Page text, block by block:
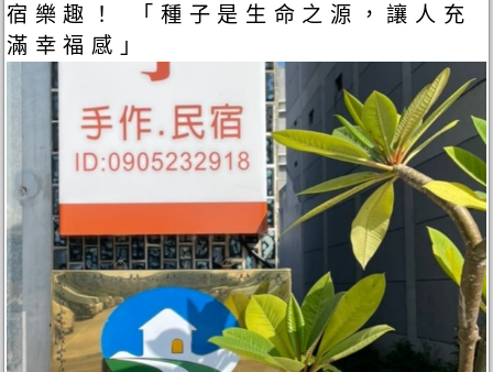
宿樂趣！ 「種子是生命之源，讓人充
滿幸福感」